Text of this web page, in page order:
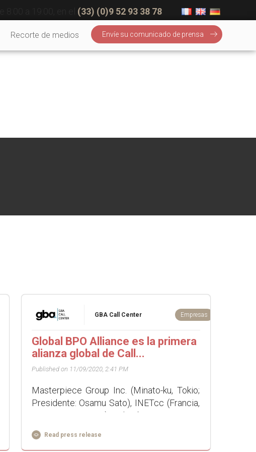
(33) (0)9 52 93 38 78
Recorte de medios Envíe su comunicado de prensa
GBA Call Center Empresas
Global BPO Alliance es la primera
alianza global de Call...
Published on 11/09/2020, 2:41 PM
Masterpiece Group Inc. (Minato-ku, Tokio;
Presidente: Osamu Sato), INETcc (Francia,
CEO: Denis Guittet), Colombia Outsourcing
Solutions SAS (Colombia, CEO: Felipe
Samper), INGO S.p.A. (Italia, CEO...
Read press release